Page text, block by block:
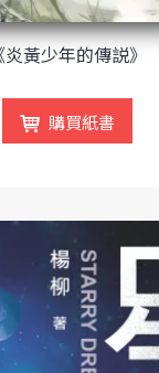
炎黃少年的傳説》
購買紙書